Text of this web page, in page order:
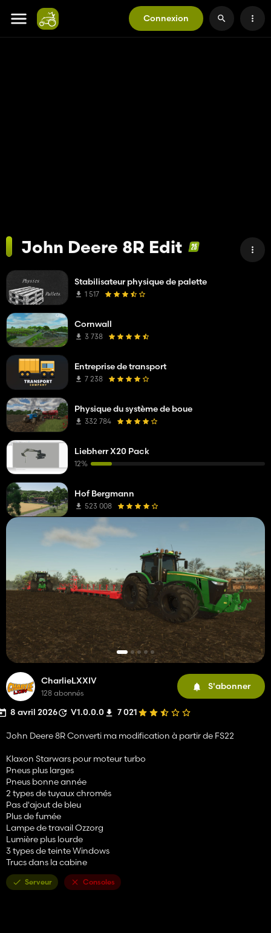
Connexion
John Deere 8R Edit
CharlieLXXIV
128 abonnés
S'abonner
8 avril 2026 V1.0.0.0 7 021
John Deere 8R Converti ma modification à partir de FS22
Klaxon Starwars pour moteur turbo
Pneus plus larges
Pneus bonne année
2 types de tuyaux chromés
Pas d'ajout de bleu
Plus de fumée
Lampe de travail Ozzorg
Lumière plus lourde
3 types de teinte Windows
Trucs dans la cabine
Serveur Consoles
Stabilisateur physique de palette
1 517
Cornwall
3 738
Entreprise de transport
7 238
Physique du système de boue
332 784
Liebherr X20 Pack
12%
Hof Bergmann
523 008